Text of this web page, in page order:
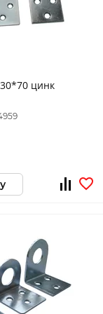
цинк